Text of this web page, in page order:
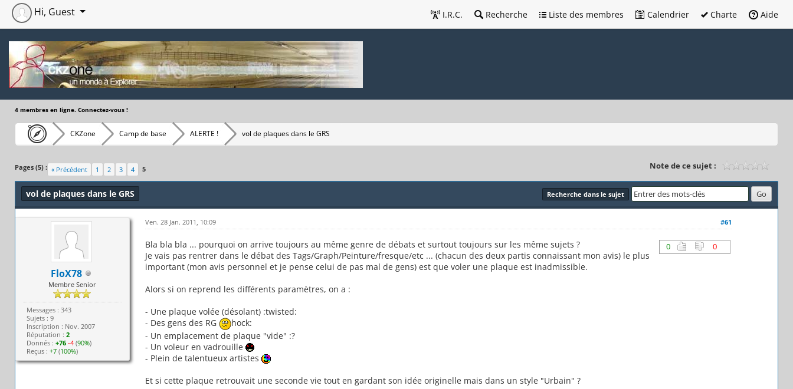
I.R.C. Recherche Liste des membres Calendrier Charte Aide
Hi, Guest
4 membres en ligne. Connectez-vous !
CKZone Camp de base ALERTE ! vol de plaques dans le GRS
Pages (5) : « Précédent 1 2 3 4 5 Note de ce sujet :
Moyenne : 0 (0 vote(s))
1
2
3
4
5
Recherche dans le sujet
vol de plaques dans le GRS
FloX78
Membre Senior
Messages : 343
Sujets : 9
Inscription : Nov. 2007
Réputation : 2
Donnés : +76 -4(90%)
Reçus : +7(100%)
#61
Ven. 28 Jan. 2011, 10:09
0 0
Bla bla bla ... pourquoi on arrive toujours au même genre de débats et surtout toujours sur les même sujets ?
Je vais pas rentrer dans le débat des Tags/Graph/Peinture/fresque/etc ... (chacun des deux partis connaissant mon avis) le plus
important (mon avis personnel et je pense celui de pas mal de gens) est que voler une plaque est inadmissible.
Alors si on reprend les différents paramètres, on a :
- Une plaque volée (désolant) :twisted:
- Des gens des RG
hock:
- Un emplacement de plaque "vide" :?
- Un voleur en vadrouille
- Plein de talentueux artistes
Et si cette plaque retrouvait une seconde vie tout en gardant son idée originelle mais dans un style "Urbain" ?